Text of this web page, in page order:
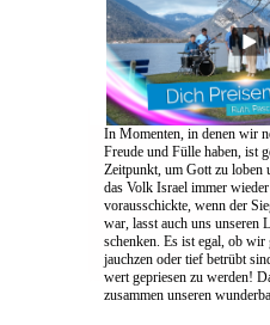
In Momenten, in denen wir
Freude und Fülle haben, ist
Zeitpunkt, um Gott zu loben
das Volk Israel immer
vorausschickte, wenn der
war, lasst auch uns unseren
schenken. Es ist egal, ob wir
jauchzen oder tief betrübt
wert gepriesen zu werden!
zusammen unseren